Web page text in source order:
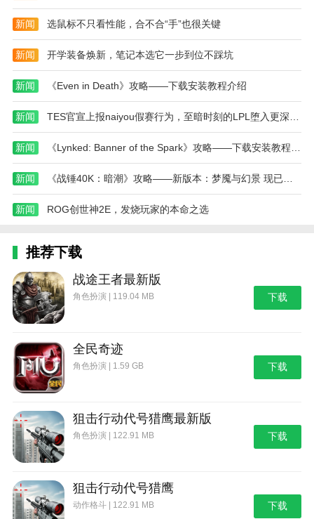
新闻 选鼠标不只看性能，合不合“手”也很关键
新闻 开学装备焕新，笔记本选它一步到位不踩坑
新闻 《Even in Death》攻略——下载安装教程介绍
新闻
新闻
新闻
新闻 ROG创世神2E，发烧玩家的本命之选
推荐下载
战途王者最新版
角色扮演 | 119.04 MB 下载
全民奇迹
角色扮演 | 1.59 GB 下载
狙击行动代号猎鹰最新版
角色扮演 | 122.91 MB 下载
狙击行动代号猎鹰
动作格斗 | 122.91 MB 下载